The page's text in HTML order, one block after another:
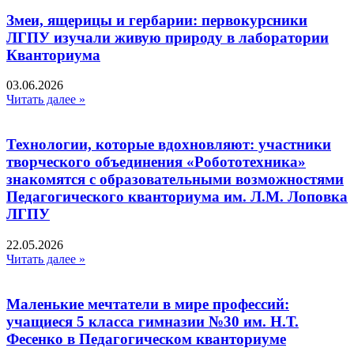
Змеи, ящерицы и гербарии: первокурсники
ЛГПУ изучали живую природу в лаборатории
Кванториума
03.06.2026
Читать далее »
Технологии, которые вдохновляют: участники
творческого объединения «Робототехника»
знакомятся с образовательными возможностями
Педагогического кванториума им. Л.М. Лоповка
ЛГПУ
22.05.2026
Читать далее »
Маленькие мечтатели в мире профессий:
учащиеся 5 класса гимназии №30 им. Н.Т.
Фесенко в Педагогическом кванториуме